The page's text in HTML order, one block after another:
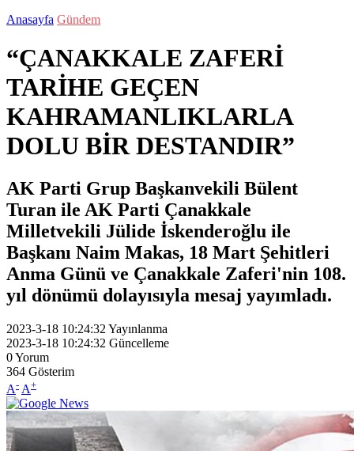
Anasayfa Gündem
“ÇANAKKALE ZAFERİ
TARİHE GEÇEN
KAHRAMANLIKLARLA
DOLU BİR DESTANDIR”
AK Parti Grup Başkanvekili Bülent
Turan ile AK Parti Çanakkale
Milletvekili Jülide İskenderoğlu ile
Başkanı Naim Makas, 18 Mart Şehitleri
Anma Günü ve Çanakkale Zaferi'nin 108.
yıl dönümü dolayısıyla mesaj yayımladı.
2023-3-18 10:24:32 Yayınlanma
2023-3-18 10:24:32 Güncelleme
0Yorum
364 Gösterim
A- A+